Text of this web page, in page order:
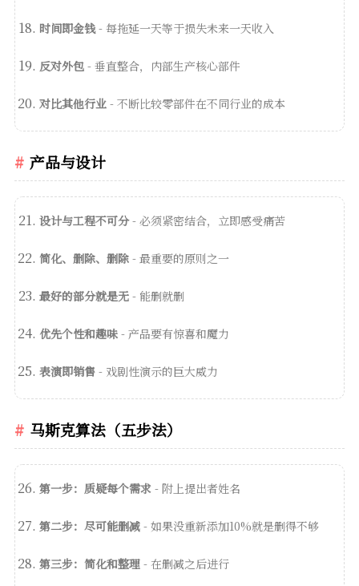
时间即金钱- 每拖延一天等于损失未来一天收入
反对外包- 垂直整合，内部生产核心部件
对比其他行业- 不断比较零部件在不同行业的成本
产品与设计
设计与工程不可分- 必须紧密结合，立即感受痛苦
简化、删除、删除- 最重要的原则之一
最好的部分就是无- 能删就删
优先个性和趣味- 产品要有惊喜和魔力
表演即销售- 戏剧性演示的巨大威力
马斯克算法（五步法）
第一步：质疑每个需求- 附上提出者姓名
第二步：尽可能删减- 如果没重新添加10%就是删得不够
第三步：简化和整理- 在删减之后进行